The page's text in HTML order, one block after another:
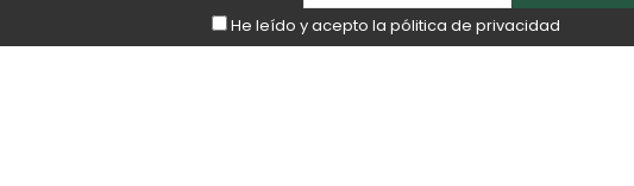
He leído y acepto la pólitica de privacidad